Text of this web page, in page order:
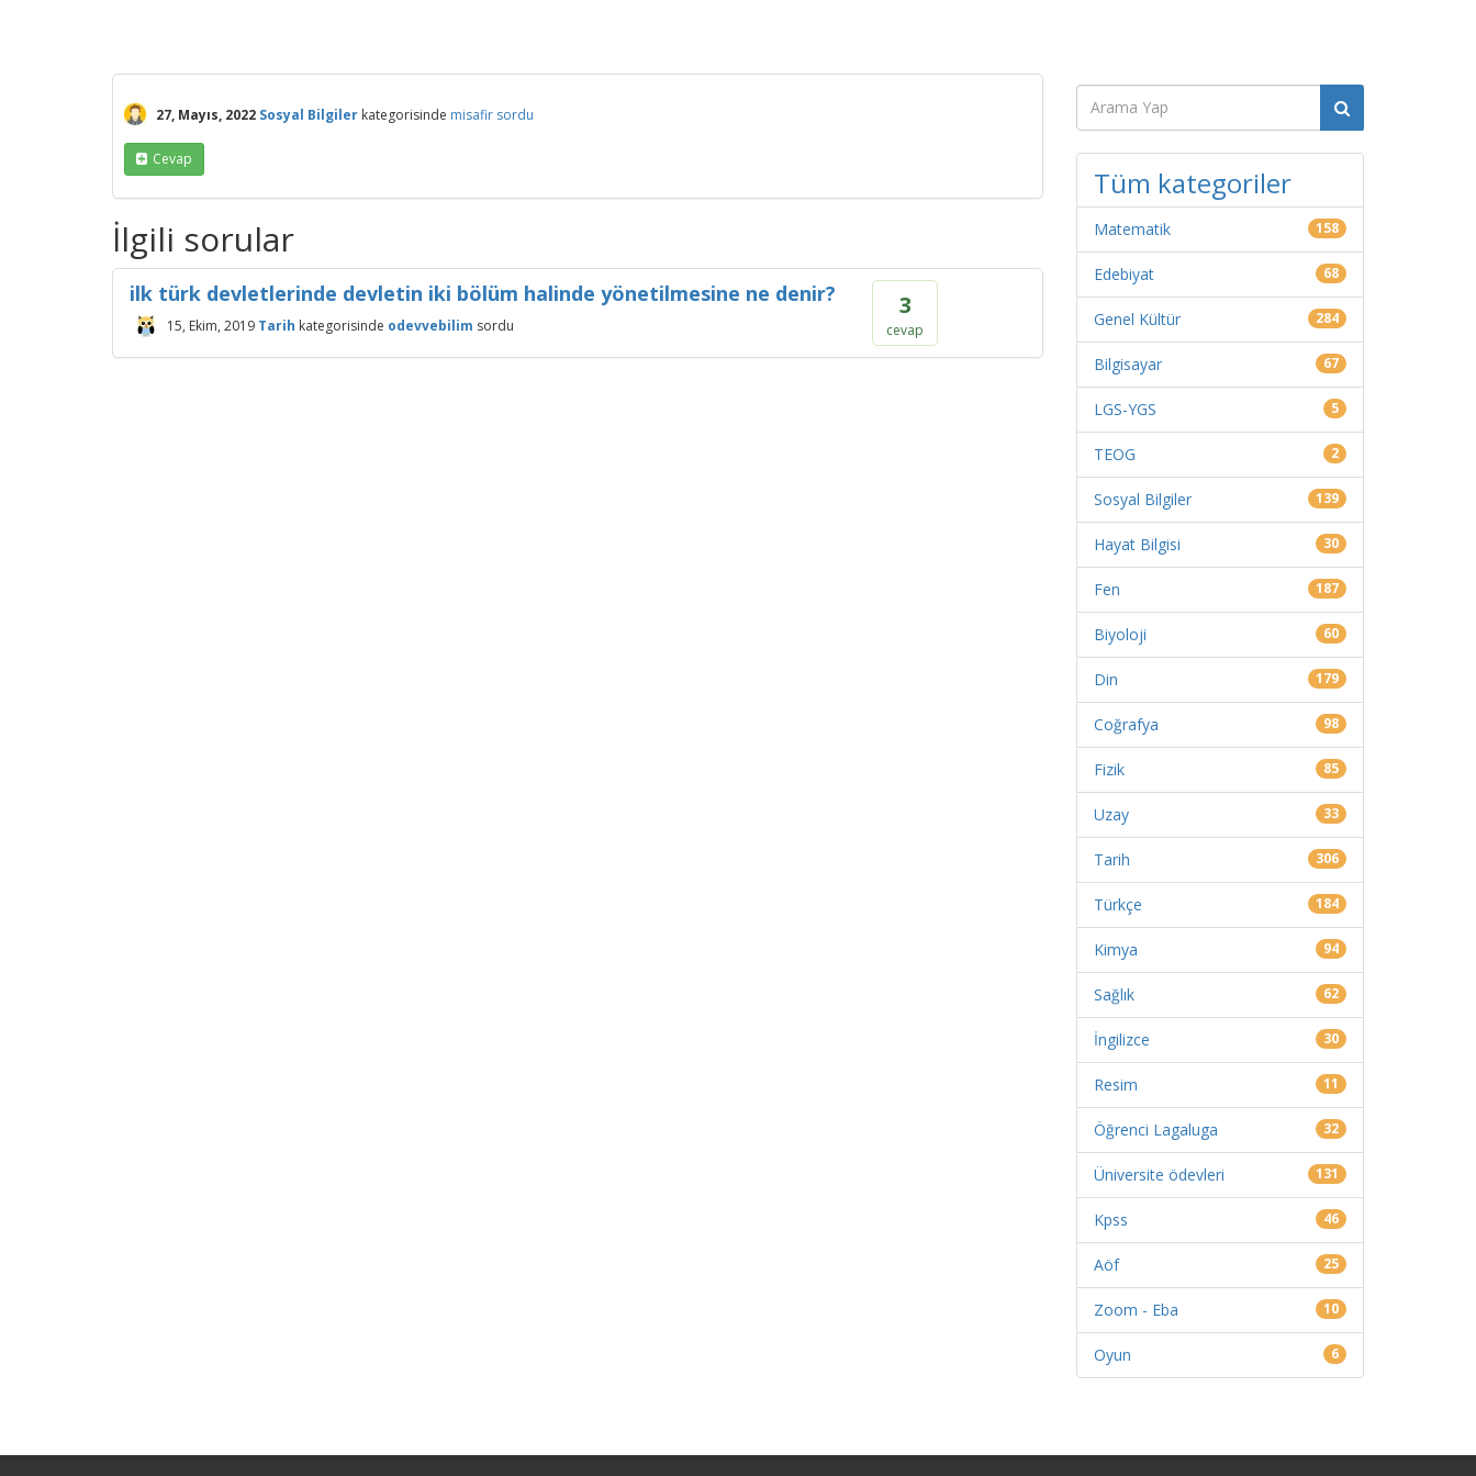
27, Mayıs, 2022 Sosyal Bilgiler kategorisinde misafir sordu
Cevap
İlgili sorular
3
cevap
ilk türk devletlerinde devletin iki bölüm halinde yönetilmesine ne denir?
15, Ekim, 2019 Tarih kategorisinde odevvebilim sordu
Tüm kategoriler
Matematik 158
Edebiyat 68
Genel Kültür 284
Bilgisayar 67
LGS-YGS 5
TEOG 2
Sosyal Bilgiler 139
Hayat Bilgisi 30
Fen 187
Biyoloji 60
Din 179
Coğrafya 98
Fizik 85
Uzay 33
Tarih 306
Türkçe 184
Kimya 94
Sağlık 62
İngilizce 30
Resim 11
Öğrenci Lagaluga 32
Üniversite ödevleri 131
Kpss 46
Aöf 25
Zoom - Eba 10
Oyun 6